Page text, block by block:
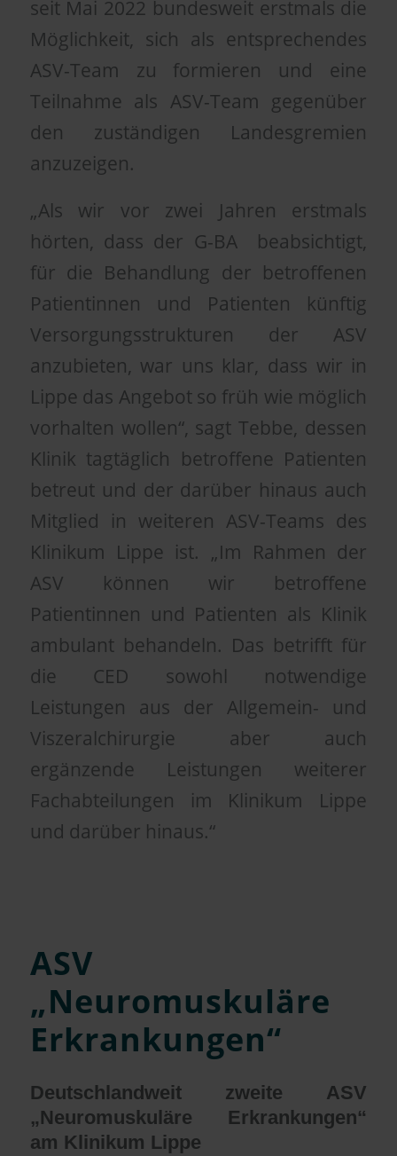
seit Mai 2022 bundesweit erstmals die
Möglichkeit, sich als entsprechendes
ASV-Team zu formieren und eine
Teilnahme als ASV-Team gegenüber
den zuständigen Landesgremien
anzuzeigen.
„Als wir vor zwei Jahren erstmals
hörten, dass der G-BA beabsichtigt,
für die Behandlung der betroffenen
Patientinnen und Patienten künftig
Versorgungsstrukturen der ASV
anzubieten, war uns klar, dass wir in
Lippe das Angebot so früh wie möglich
vorhalten wollen“, sagt Tebbe, dessen
Klinik tagtäglich betroffene Patienten
betreut und der darüber hinaus auch
Mitglied in weiteren ASV-Teams des
Klinikum Lippe ist. „Im Rahmen der
ASV können wir betroffene
Patientinnen und Patienten als Klinik
ambulant behandeln. Das betrifft für
die CED sowohl notwendige
Leistungen aus der Allgemein- und
Viszeralchirurgie aber auch
ergänzende Leistungen weiterer
Fachabteilungen im Klinikum Lippe
und darüber hinaus.“
ASV
„Neuromuskuläre
Erkrankungen“
Deutschlandweit zweite ASV
„Neuromuskuläre Erkrankungen“
am Klinikum Lippe